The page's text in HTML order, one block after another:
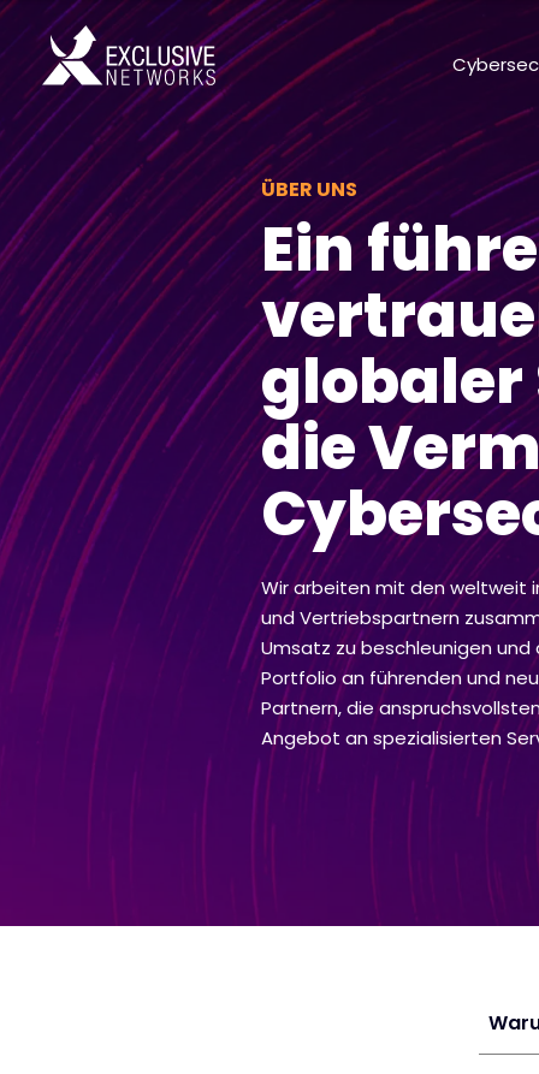
ÜBER UNS
Ein
globaler
die
Wir arbeiten mit den weltweit
und Vertriebspartnern
Umsatz zu beschleunigen und
Portfolio an führenden und
Partnern, die
Angebot an spezialisierten